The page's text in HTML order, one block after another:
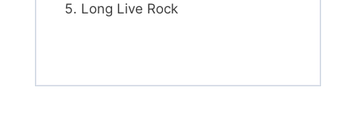
Long Live Rock